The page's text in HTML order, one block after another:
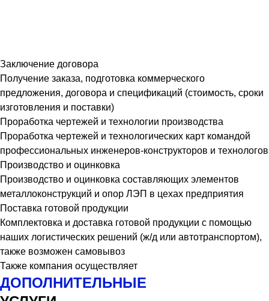
Заключение договора
Получение заказа, подготовка коммерческого
предложения, договора и спецификаций (стоимость, сроки
изготовления и поставки)
Проработка чертежей и технологии производства
Проработка чертежей и технологических карт командой
профессиональных инженеров-конструкторов и технологов
Производство и оцинковка
Производство и оцинковка составляющих элементов
металлоконструкций и опор ЛЭП в цехах предприятия
Поставка готовой продукции
Комплектовка и доставка готовой продукции с помощью
наших логистических решений (ж/д или автотранспортом),
также возможен самовывоз
Также компания осуществляет
ДОПОЛНИТЕЛЬНЫЕ